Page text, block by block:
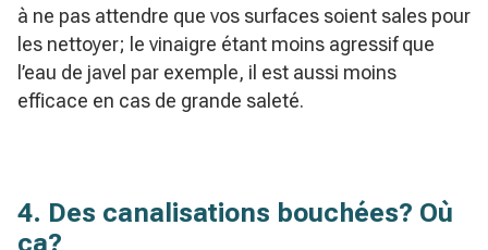
à ne pas attendre que vos surfaces soient sales pour
les nettoyer; le vinaigre étant moins agressif que
l’eau de javel par exemple, il est aussi moins
efficace en cas de grande saleté.
4. Des canalisations bouchées? Où
ça?